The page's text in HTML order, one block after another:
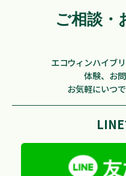
ご相談・
エコウィンハイブ
体験、お
お気軽にいつ